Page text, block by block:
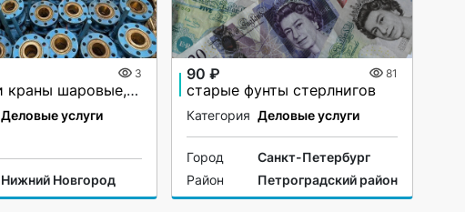
3
В наличии краны шаровые,сталь 20
Деловые услуги
Нижний Новгород
90 ₽ 81
старые фунты стерлнигов
Категория Деловые услуги
Город
Санкт-Петербург
Район
Петроградский район